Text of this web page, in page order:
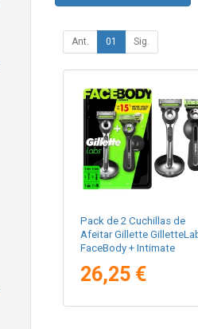
Ant. 01 Sig.
Pack de 2 Cuchillas de
Afeitar Gillette
FaceBody + Intimate
26,25 €